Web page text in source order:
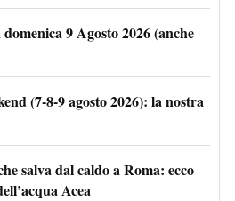
9 Agosto 2026 (anche
(7-8-9 agosto 2026): la nostra
salva dal caldo a Roma: ecco
Acea